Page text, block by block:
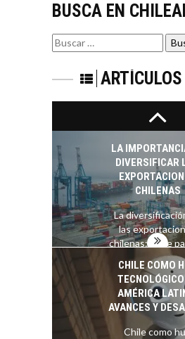
BUSCA EN
Buscar
por:
ARTÍCULOS
exportaciones
Chile:…
TURISMO EN
DESIERTO
PARA EL
DESARROLLO
Estratégico
Desarrollo
LA
DIVERSIFICAR
CHILENAS
La
las
chilenas: clave
CHILE COMO
AMÉRICA
AVANCES Y
Chile como